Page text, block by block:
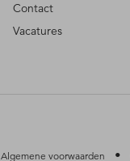
Contact
Vacatures
Algemene voorwaarden •